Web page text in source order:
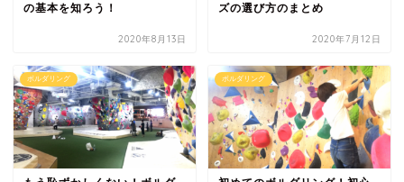
の基本を知ろう！
2020年8月13日
ズの選び方のまとめ
2020年7月12日
ボルダリング ボルダリング